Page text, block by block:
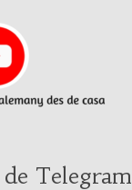
Telegram